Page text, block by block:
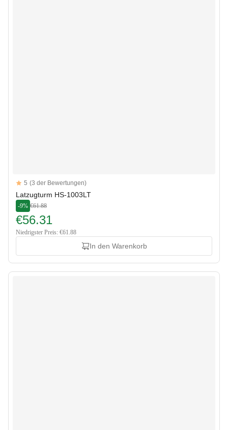
Reviews
5 out of 5 stars
5 (3 der Bewertungen)
Latzugturm HS-1003LT
-9% €61.88
€56.31
Niedrigster Preis: €61.88
In den Warenkorb